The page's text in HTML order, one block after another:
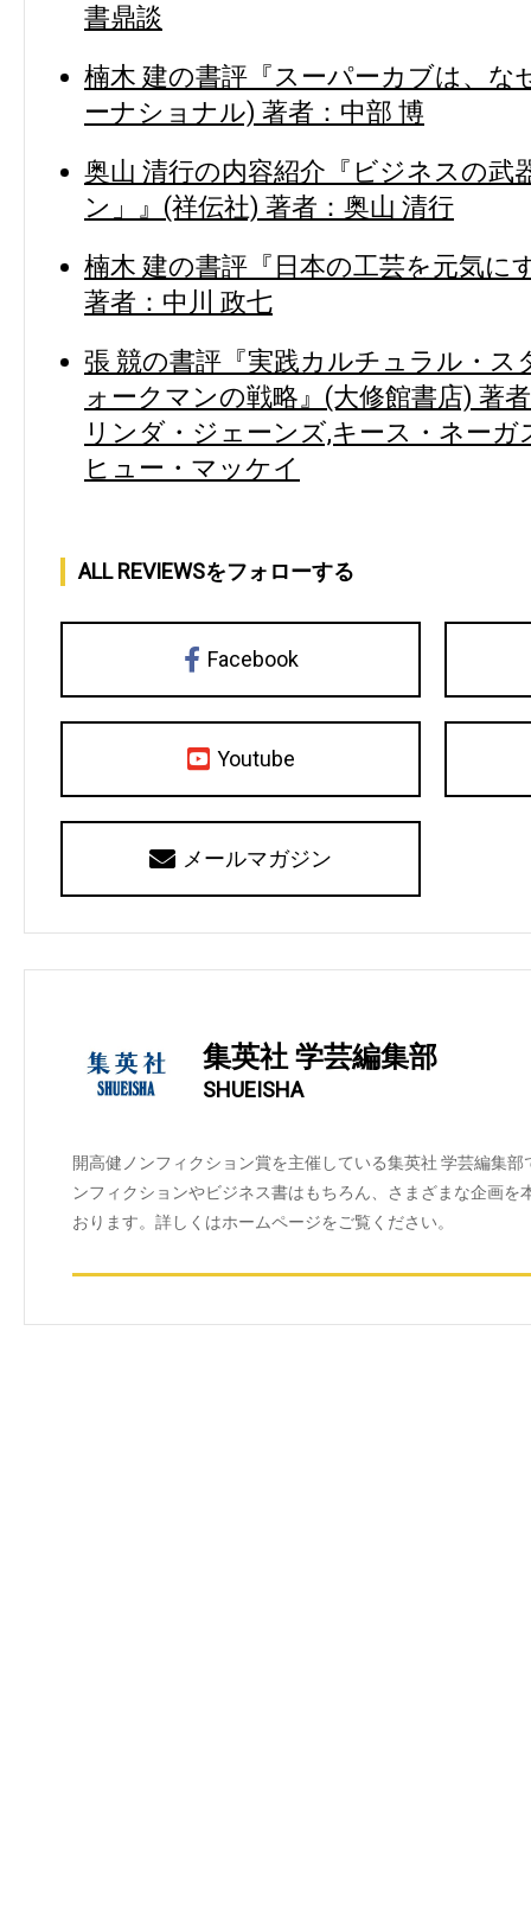
書鼎談
楠木 建の書評『スーパーカブは、な
ーナショナル) 著者：中部 博
奥山 清行の内容紹介『ビジネスの武
ン」』(祥伝社) 著者：奥山 清行
楠木 建の書評『日本の工芸を元気に
著者：中川 政七
張 競の書評『実践カルチュラル・
ォークマンの戦略』(大修館書店) 著
リンダ・ジェーンズ,キース・ネー
ヒュー・マッケイ
ALL REVIEWSをフォローする
Facebook
Youtube
メールマガジン
集英社 学芸編集部
SHUEISHA
開高健ノンフィクション賞を主催している集英社 学芸編集
ンフィクションやビジネス書はもちろん、さまざまな企画を
おります。詳しくはホームページをご覧ください。